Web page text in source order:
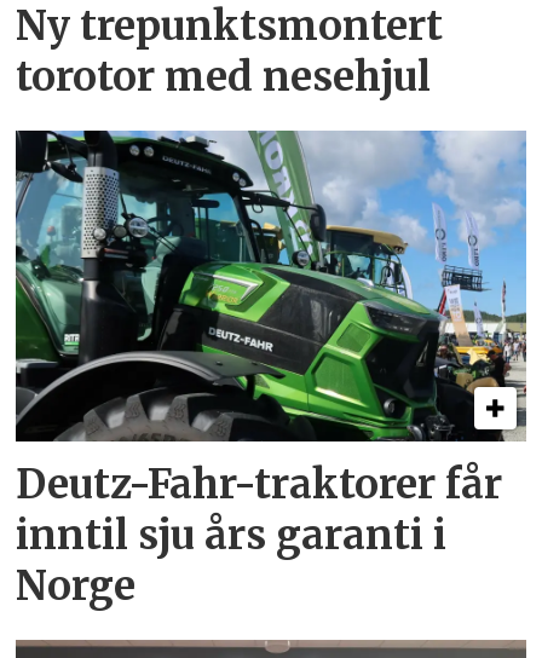
Ny trepunkts­montert
torotor med nesehjul
Deutz-Fahr-traktorer får
inntil sju års garanti i
Norge